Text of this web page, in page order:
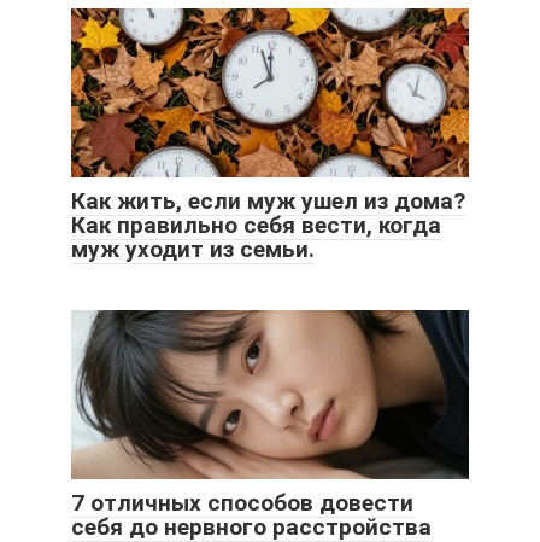
Как жить, если муж ушел из дома?
Как правильно себя вести, когда
муж уходит из семьи.
7 отличных способов довести
себя до нервного расстройства